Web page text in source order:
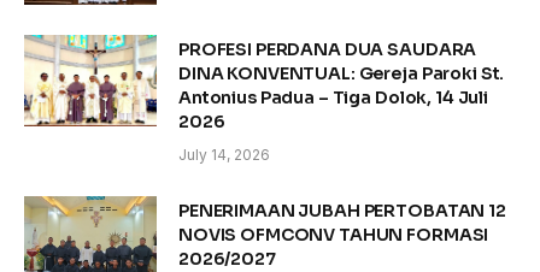
PROFESI PERDANA DUA SAUDARA
DINA KONVENTUAL: Gereja Paroki St.
Antonius Padua – Tiga Dolok, 14 Juli
2026
July 14, 2026
PENERIMAAN JUBAH PERTOBATAN 12
NOVIS OFMCONV TAHUN FORMASI
2026/2027